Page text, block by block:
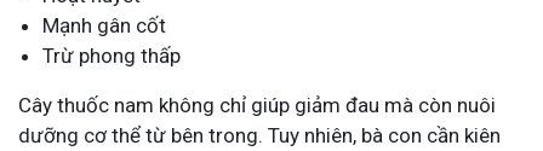
Mạnh gân cốt
Trừ phong thấp
Cây thuốc nam không chỉ giúp giảm đau mà còn nuôi
dưỡng cơ thể từ bên trong. Tuy nhiên, bà con cần kiên